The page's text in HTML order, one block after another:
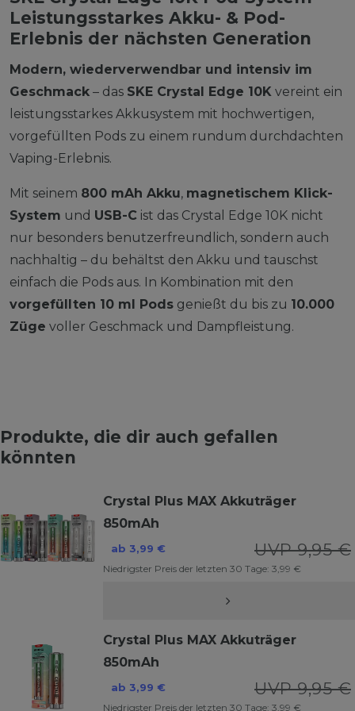
Leistungsstarkes Akku- & Pod-
Erlebnis der nächsten Generation
Modern, wiederverwendbar und intensiv im
Geschmack – das SKE Crystal Edge 10K vereint ein
leistungsstarkes Akkusystem mit hochwertigen,
vorgefüllten Pods zu einem rundum durchdachten
Vaping-Erlebnis.
Mit seinem 800 mAh Akku, magnetischem Klick-
System und USB-C ist das Crystal Edge 10K nicht
nur besonders benutzerfreundlich, sondern auch
nachhaltig – du behältst den Akku und tauschst
einfach die Pods aus. In Kombination mit den
vorgefüllten 10 ml Pods genießt du bis zu 10.000
Züge voller Geschmack und Dampfleistung.
Produkte, die dir auch gefallen
könnten
Crystal Plus MAX Akkuträger
850mAh
UVP 9,95 €
ab 3,99 €
Niedrigster Preis der letzten 30 Tage: 3,99 €
Crystal Plus MAX Akkuträger
850mAh
UVP 9,95 €
ab 3,99 €
Niedrigster Preis der letzten 30 Tage: 3,99 €